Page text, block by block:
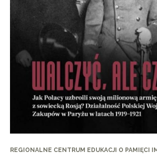
REGIONALNE CENTRUM EDUKACJI O PAMIĘCI